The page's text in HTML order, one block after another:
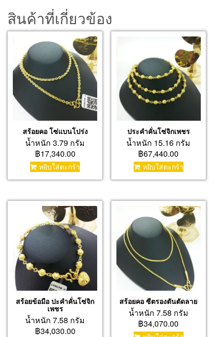
สินค้าที่เกี่ยวข้อง
สร้อยคอ โซ่แบนโปร่ง
น้ำหนัก 3.79 กรัม
฿17,340.00
หยิบใส่ตะกร้า
ประคำคั่นโซ่จิกเพชร
น้ำหนัก 15.16 กรัม
฿67,440.00
หยิบใส่ตะกร้า
สร้อยข้อมือ ปะคำคั่นโซ่จิก
เพชร
น้ำหนัก 7.58 กรัม
฿34,030.00
สร้อยคอ ซีตรองตันตัดลาย
น้ำหนัก 7.58 กรัม
฿34,070.00